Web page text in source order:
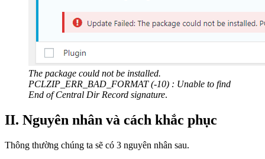
The package could not be installed.
PCLZIP_ERR_BAD_FORMAT (-10) : Unable to find
End of Central Dir Record signature.
II. Nguyên nhân và cách khắc phục
Thông thường chúng ta sẽ có 3 nguyên nhân sau.